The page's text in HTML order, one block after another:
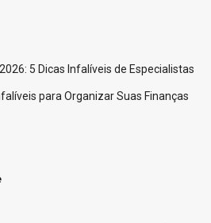
5 Dicas Infalíveis de Especialistas
para Organizar Suas Finanças